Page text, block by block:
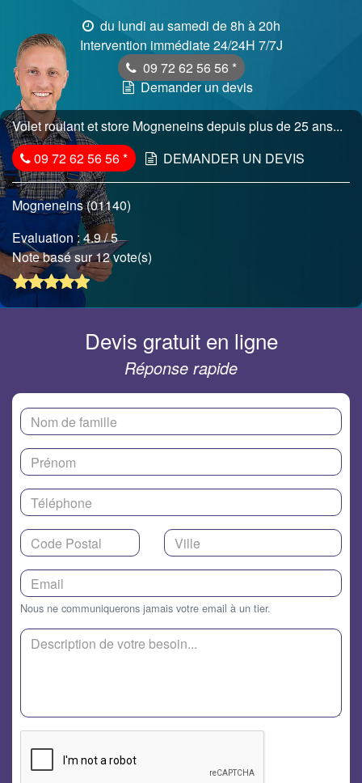
du lundi au samedi de 8h à 20h
Intervention immédiate 24/24H 7/7J
09 72 62 56 56 *
Demander un devis
Volet roulant et store Mogneneins depuis plus de 25 ans...
09 72 62 56 56* DEMANDER UN DEVIS
Mogneneins (01140)
Evaluation :4.9/ 5
Note basé sur 12 vote(s)
Devis gratuit en ligne
Réponse rapide
Nous ne communiquerons jamais votre email à un tier.